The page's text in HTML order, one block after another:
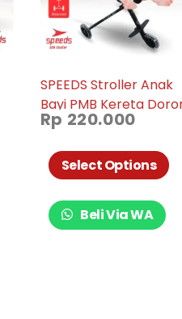
SPEEDS Stroller Anak
Bayi PMB Kereta
Bayi Anak Ezzy Stroller
Baby S05
Rp 220.000
Select Options
Beli Via WA